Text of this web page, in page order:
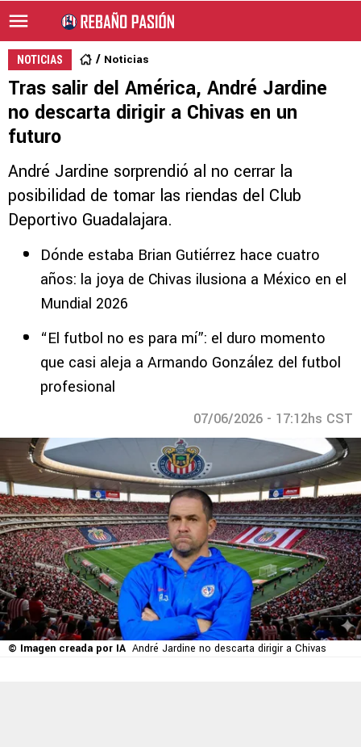
NOTICIAS Noticias
Tras salir del América, André Jardine
no descarta dirigir a Chivas en un
futuro
André Jardine sorprendió al no cerrar la
posibilidad de tomar las riendas del Club
Deportivo Guadalajara.
Dónde estaba Brian Gutiérrez hace cuatro
años: la joya de Chivas ilusiona a México en el
Mundial 2026
“El futbol no es para mí”: el duro momento
que casi aleja a Armando González del futbol
profesional
07/06/2026 - 17:12hs CST
© Imagen creada por IA André Jardine no descarta dirigir a Chivas